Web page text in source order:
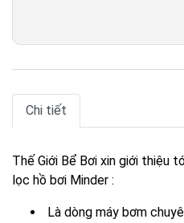
Chi tiết
Thế Giới Bể Bơi xin giới thiệu
lọc hồ bơi Minder :
Là dòng máy bơm